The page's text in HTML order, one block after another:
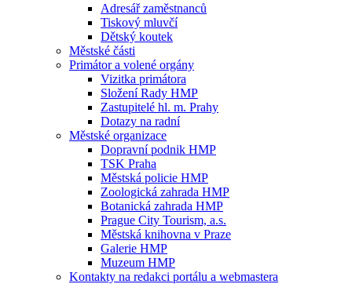
Adresář zaměstnanců
Tiskový mluvčí
Dětský koutek
Městské části
Primátor a volené orgány
Vizitka primátora
Složení Rady HMP
Zastupitelé hl. m. Prahy
Dotazy na radní
Městské organizace
Dopravní podnik HMP
TSK Praha
Městská policie HMP
Zoologická zahrada HMP
Botanická zahrada HMP
Prague City Tourism, a.s.
Městská knihovna v Praze
Galerie HMP
Muzeum HMP
Kontakty na redakci portálu a webmastera